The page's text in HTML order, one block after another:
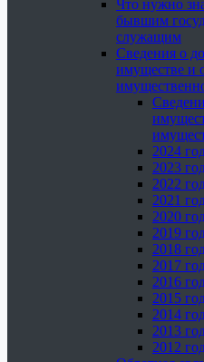
Что нужно
бывшим
служащим
Сведения о
имуществе и
2024
2023
2022
2021
2020
2019
2018
2017
2016
2015
2014
2013
2012